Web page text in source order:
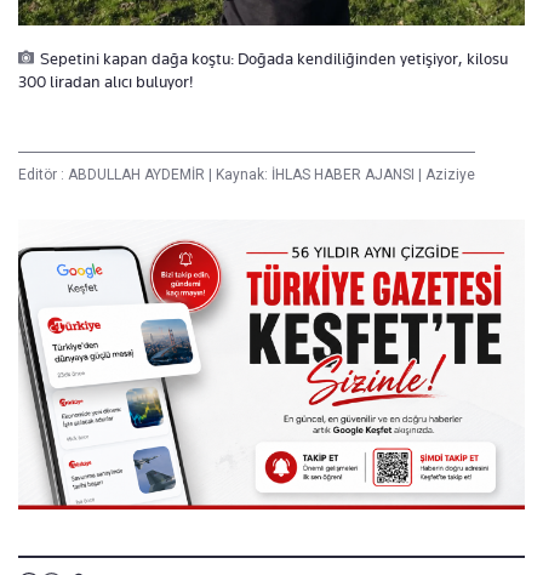
Sepetini kapan dağa koştu: Doğada kendiliğinden yetişiyor, kilosu
300 liradan alıcı buluyor!
Editör : ABDULLAH AYDEMİR | Kaynak: İHLAS HABER AJANSI | Aziziye